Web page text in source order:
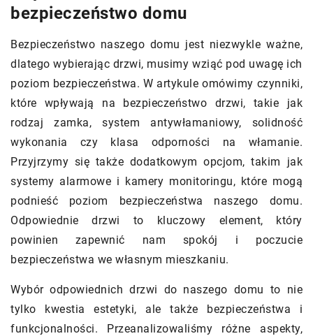
bezpieczeństwo domu
Bezpieczeństwo naszego domu jest niezwykle ważne,
dlatego wybierając drzwi, musimy wziąć pod uwagę ich
poziom bezpieczeństwa. W artykule omówimy czynniki,
które wpływają na bezpieczeństwo drzwi, takie jak
rodzaj zamka, system antywłamaniowy, solidność
wykonania czy klasa odporności na włamanie.
Przyjrzymy się także dodatkowym opcjom, takim jak
systemy alarmowe i kamery monitoringu, które mogą
podnieść poziom bezpieczeństwa naszego domu.
Odpowiednie drzwi to kluczowy element, który
powinien zapewnić nam spokój i poczucie
bezpieczeństwa we własnym mieszkaniu.
Wybór odpowiednich drzwi do naszego domu to nie
tylko kwestia estetyki, ale także bezpieczeństwa i
funkcjonalności. Przeanalizowaliśmy różne aspekty,